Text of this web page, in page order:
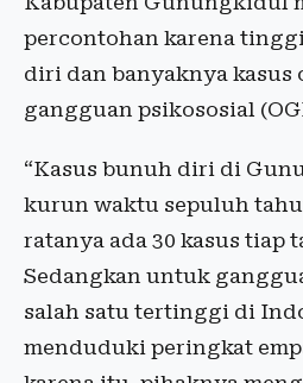
percontohan karena
diri dan banyaknya kasus
gangguan psikososial
“Kasus bunuh diri di
kurun waktu sepuluh
ratanya ada 30 kasus tiap
Sedangkan untuk
salah satu tertinggi di
menduduki peringkat